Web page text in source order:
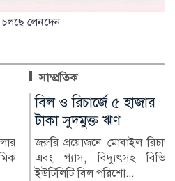
লেনদেন
সাম্প্রতিক
গাজায় ধ্বংসস্তূপ থেকে ১৯
লাশ উদ্ধার
ফিলিস্তিনের অবরুদ্ধ গাজা
উপত্যকায় ইসরাইলি হামলায়
ধ্বংস হয়ে যাওয়া ভবনগুলোর